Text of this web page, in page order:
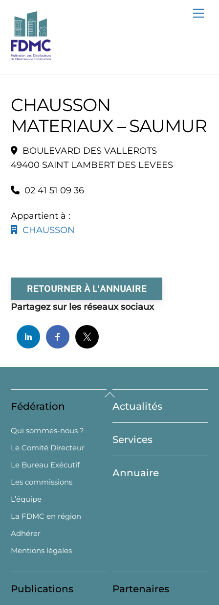
content
CHAUSSON
MATERIAUX – SAUMUR
BOULEVARD DES VALLEROTS
49400 SAINT LAMBERT DES LEVEES
02 41 51 09 36
Appartient à :
CHAUSSON
RETOURNER À L'ANNUAIRE
Partagez sur les réseaux sociaux
Back
To
Top
Fédération
Qui sommes-nous ?
Le Comité Directeur
Le Bureau Exécutif
Les commissions
L’équipe
La FDMC en région
Adhérer
Mentions légales
Actualités
Services
Annuaire
Publications Partenaires